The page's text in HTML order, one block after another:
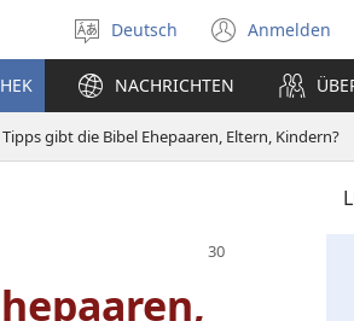
Sprache
auswählen
Deutsch Anmelden
(öffnet
neues
Fenster)
NACHRICHTEN
gibt die Bibel Ehepaaren, Eltern, Kindern?